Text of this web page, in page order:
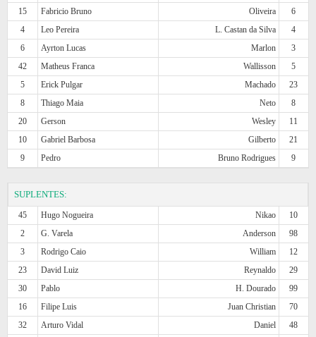
15
Fabricio Bruno Oliveira
6
4
Leo Pereira L. Castan da Silva
4
6
Ayrton Lucas Marlon
3
42
Matheus Franca Wallisson
5
5
Erick Pulgar Machado
23
8
Thiago Maia Neto
8
20
Gerson Wesley
11
10
Gabriel Barbosa Gilberto
21
9
Pedro Bruno Rodrigues 9
SUPLENTES:
45 Hugo Nogueira Nikao
10
2
G. Varela Anderson
98
3
Rodrigo Caio William
12
23
David Luiz Reynaldo
29
30
Pablo H. Dourado
99
16
Filipe Luis Juan Christian
70
32
Arturo Vidal Daniel
48